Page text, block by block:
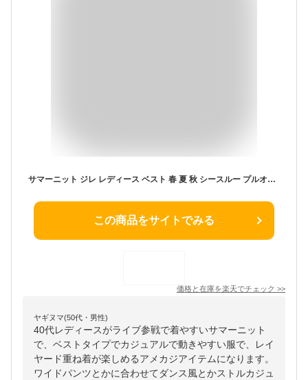
サマーニット ジレ レディース ベスト 春 夏 秋 シースルー プルオーバー ノースリーブ vネック トップス ゆったり 大きい チョッキ 体型カバー 春 レイヤード 重ね着 カジュアル アメカジ 女子 大人 おしゃれ きれい目 婦人服 20代 30代 40代 50代 ファッション 送料無料
この商品をサイトでみる
価格と在庫を楽天でチェック >>
ヤギヌマ(50代・男性)
40代レディースがライブ参戦で着やすいサマーニット
で、ベストタイプでカジュアルで動きやすい服で、レイ
ヤード重ね着が楽しめるアメカジアイテムになります。
ワイドパンツとかに合わせてダンス風とかストルカジュ